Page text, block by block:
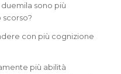
sono più
con più cognizione
più abilità